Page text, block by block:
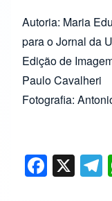
Autoria: Maria
para o Jornal da
Edição de
Paulo Cavalheri
Fotografia:
F
a
X